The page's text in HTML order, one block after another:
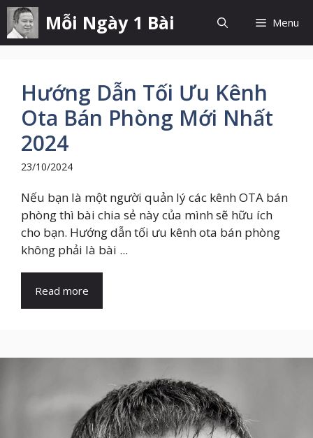
Chuyển
đến
nội
Mỗi Ngày 1 Bài Menu
Hướng Dẫn Tối Ưu Kênh
Ota Bán Phòng Mới Nhất
2024
23/10/2024
Nếu bạn là một người quản lý các kênh OTA bán
phòng thì bài chia sẻ này của mình sẽ hữu ích
cho bạn. Hướng dẫn tối ưu kênh ota bán phòng
không phải là bài ...
Read more